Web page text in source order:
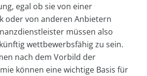
egal ob sie von einer
oder von anderen Anbietern
müssen also
wettbewerbsfähig zu sein.
nach dem Vorbild der
können eine wichtige Basis für